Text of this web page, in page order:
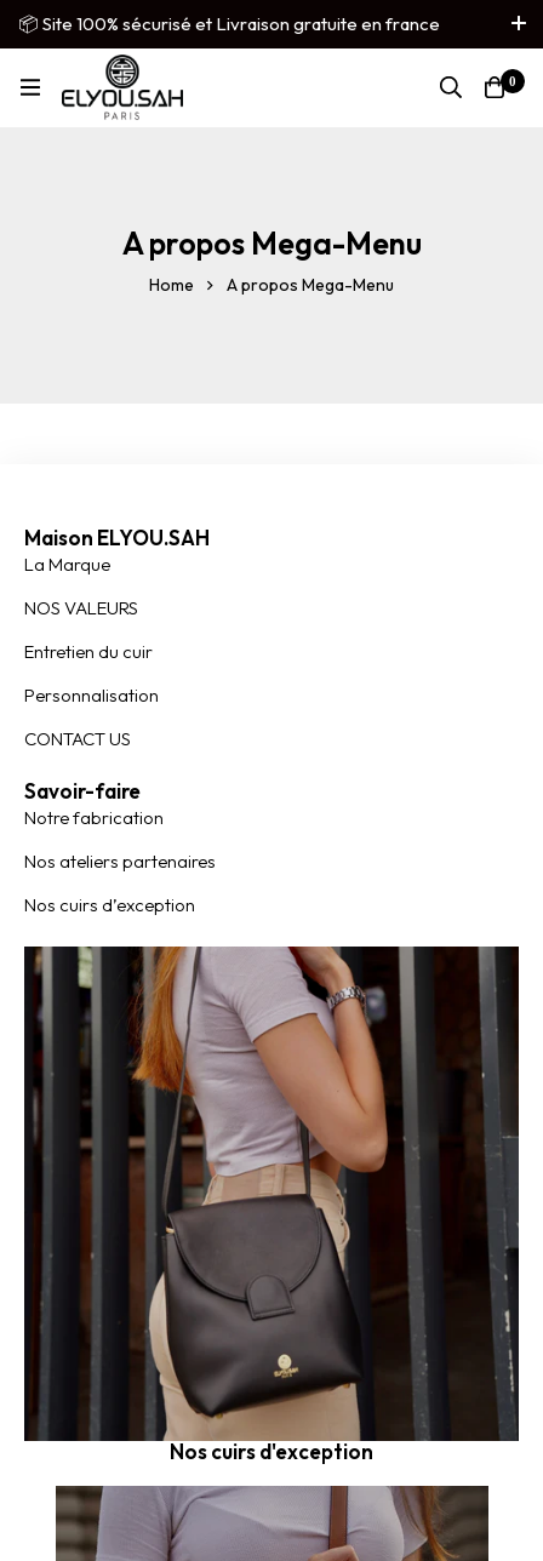
📦 Site 100% sécurisé et Livraison gratuite en france
métropolitaine
French ▼
0
A propos Mega-Menu
Home A propos Mega-Menu
Maison ELYOU.SAH
La Marque
NOS VALEURS
Entretien du cuir
Personnalisation
CONTACT US
Savoir-faire
Notre fabrication
Nos ateliers partenaires
Nos cuirs d’exception
Nos cuirs d'exception